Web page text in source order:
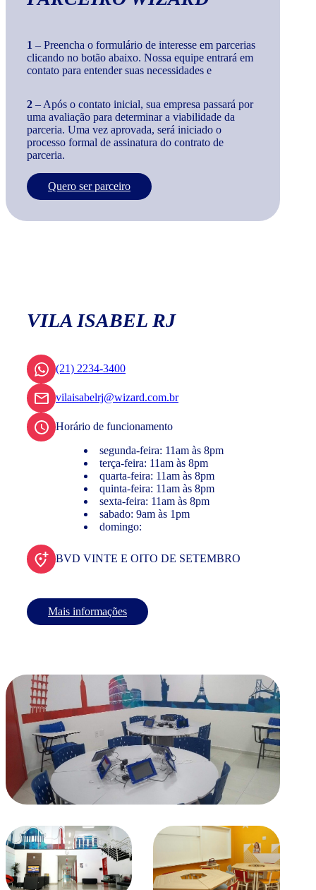
1 – Preencha o formulário de interesse em parcerias
clicando no botão abaixo. Nossa equipe entrará em
contato para entender suas necessidades e
2 – Após o contato inicial, sua empresa passará por
uma avaliação para determinar a viabilidade da
parceria. Uma vez aprovada, será iniciado o
processo formal de assinatura do contrato de
parceria.
Quero ser parceiro
VILA ISABEL RJ
(21) 2234-3400
vilaisabelrj@wizard.com.br
Horário de funcionamento
segunda-feira: 11am às 8pm
terça-feira: 11am às 8pm
quarta-feira: 11am às 8pm
quinta-feira: 11am às 8pm
sexta-feira: 11am às 8pm
sabado: 9am às 1pm
domingo:
BVD VINTE E OITO DE SETEMBRO
Mais informações